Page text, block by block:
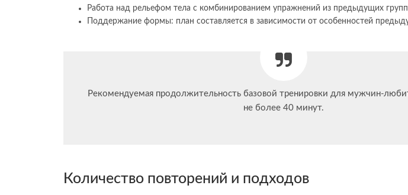
Работа над рельефом тела с комбинированием упражнений из предыдущих
Поддержание формы: план составляется в зависимости от особенностей
Рекомендуемая продолжительность базовой тренировки для мужчин-
не более 40 минут.
Количество повторений и подходов